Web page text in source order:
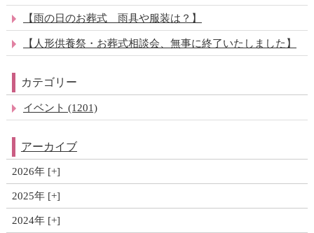
【雨の日のお葬式 雨具や服装は？】
【人形供養祭・お葬式相談会、無事に終了いたしました】
カテゴリー
イベント (1201)
アーカイブ
2026年
2025年
2024年